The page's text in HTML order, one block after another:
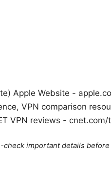
Apple Website -
VPN comparison
VPN reviews - cnet.com/
important details